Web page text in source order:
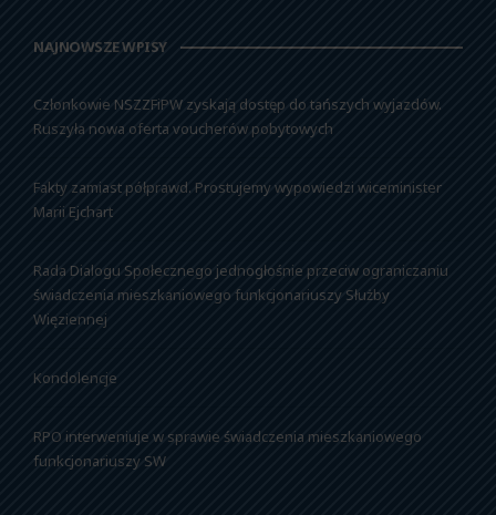
NAJNOWSZE WPISY
Członkowie NSZZFiPW zyskają dostęp do tańszych wyjazdów.
Ruszyła nowa oferta voucherów pobytowych
Fakty zamiast półprawd. Prostujemy wypowiedzi wiceminister
Marii Ejchart
Rada Dialogu Społecznego jednogłośnie przeciw ograniczaniu
świadczenia mieszkaniowego funkcjonariuszy Służby
Więziennej
Kondolencje
RPO interweniuje w sprawie świadczenia mieszkaniowego
funkcjonariuszy SW